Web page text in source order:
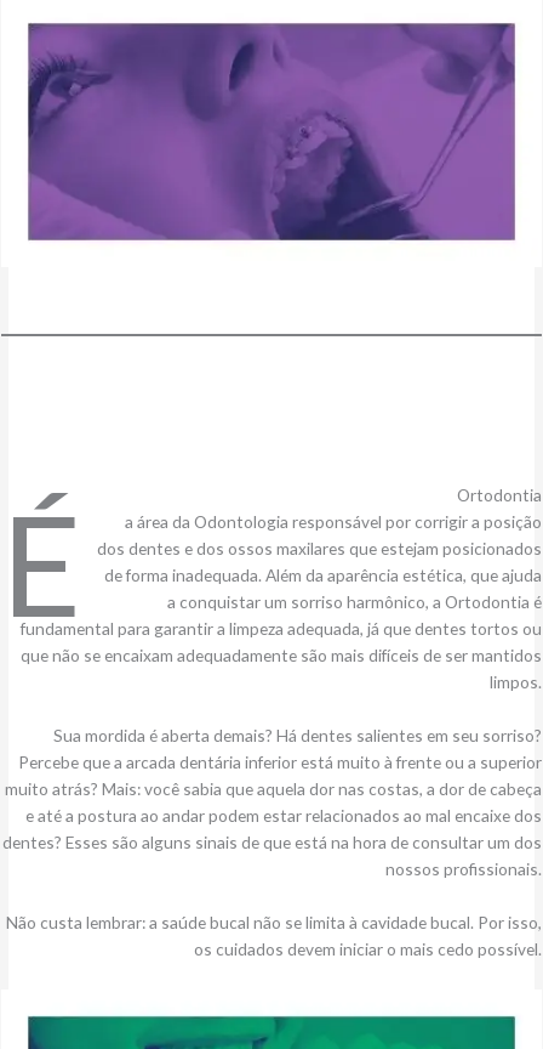
Ortodontia
É
a área da Odontologia responsável por corrigir a posição
dos dentes e dos ossos maxilares que estejam posicionados
de forma inadequada. Além da aparência estética, que ajuda
a conquistar um sorriso harmônico, a Ortodontia é
fundamental para garantir a limpeza adequada, já que dentes tortos ou
que não se encaixam adequadamente são mais difíceis de ser mantidos
limpos.
Sua mordida é aberta demais? Há dentes salientes em seu sorriso?
Percebe que a arcada dentária inferior está muito à frente ou a superior
muito atrás? Mais: você sabia que aquela dor nas costas, a dor de cabeça
e até a postura ao andar podem estar relacionados ao mal encaixe dos
dentes? Esses são alguns sinais de que está na hora de consultar um dos
nossos profissionais.
Não custa lembrar: a saúde bucal não se limita à cavidade bucal. Por isso,
os cuidados devem iniciar o mais cedo possível.